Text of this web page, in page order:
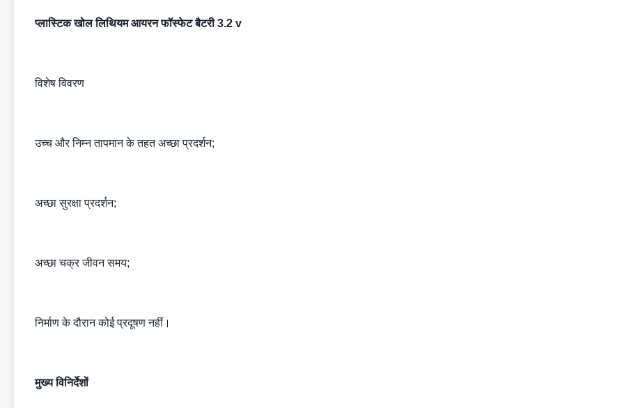
प्लास्टिक खोल लिथियम आयरन फॉस्फेट बैटरी 3.2 v
विशेष विवरण
उच्च और निम्न तापमान के तहत अच्छा प्रदर्शन;
अच्छा सुरक्षा प्रदर्शन;
अच्छा चक्र जीवन समय;
निर्माण के दौरान कोई प्रदूषण नहीं।
मुख्य विनिर्देशों